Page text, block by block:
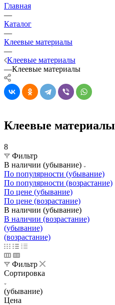
Главная
—
Каталог
—
Клеевые материалы
—
Клеевые материалы
—Клеевые материалы
Клеевые материалы
8
Фильтр
В наличии (убывание)
По популярности (убывание)
По популярности (возрастание)
По цене (убывание)
По цене (возрастание)
В наличии (убывание)
В наличии (возрастание)
(убывание)
(возрастание)
Фильтр
Сортировка
(убывание)
Цена